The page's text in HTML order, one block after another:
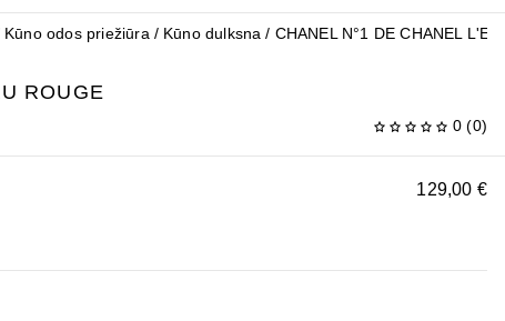
Kūno odos priežiūra Kūno dulksna CHANEL N°1 DE CHANEL
ROUGE
0 (0)
129,00 €